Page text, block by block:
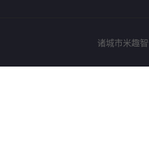
诸城市米趣